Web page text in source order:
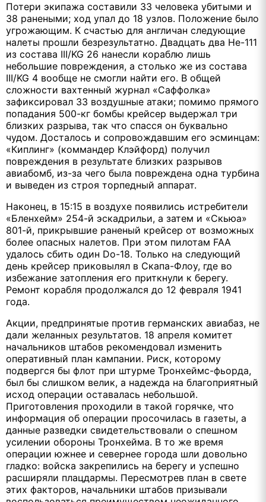
Потери экипажа составили 33 человека убитыми и
38 ранеными; ход упал до 18 узлов. Положение было
угрожающим. К счастью для англичан следующие
налеты прошли безрезультатно. Двадцать два Не-111
из состава III/KG 26 нанесли кораблю лишь
небольшие повреждения, а столько же из состава
III/KG 4 вообще не смогли найти его. В общей
сложности вахтенный журнал «Саффолка»
зафиксировал 33 воздушные атаки; помимо прямого
попадания 500-кг бомбы крейсер выдержал три
близких разрыва, так что спасся он буквально
чудом. Досталось и сопровождавшим его эсминцам:
«Киплинг» (коммандер Клэйфорд) получил
повреждения в результате близких разрывов
авиабомб, из-за чего была повреждена одна турбина
и выведен из строя торпедный аппарат.
Наконец, в 15:15 в воздухе появились истребители
«Бленхейм» 254-й эскадрильи, а затем и «Скьюа»
801-й, прикрывшие раненый крейсер от возможных
более опасных налетов. При этом пилотам FAA
удалось сбить один Do-18. Только на следующий
день крейсер приковылял в Скапа-Флоу, где во
избежание затопления его приткнули к берегу.
Ремонт корабля продолжался до 12 февраля 1941
года.
Акции, предпринятые против германских авиабаз, не
дали желанных результатов. 18 апреля комитет
начальников штабов рекомендовал изменить
оперативный план кампании. Риск, которому
подвергся бы флот при штурме Тронхеймс-фьорда,
был бы слишком велик, а надежда на благоприятный
исход операции оставалась небольшой.
Приготовления проходили в такой горячке, что
информация об операции просочилась в газеты, а
данные разведки свидетельствовали о спешном
усилении обороны Тронхейма. В то же время
операции южнее и севернее города шли довольно
гладко: войска закрепились на берегу и успешно
расширяли плацдармы. Пересмотрев план в свете
этих факторов, начальники штабов призывали